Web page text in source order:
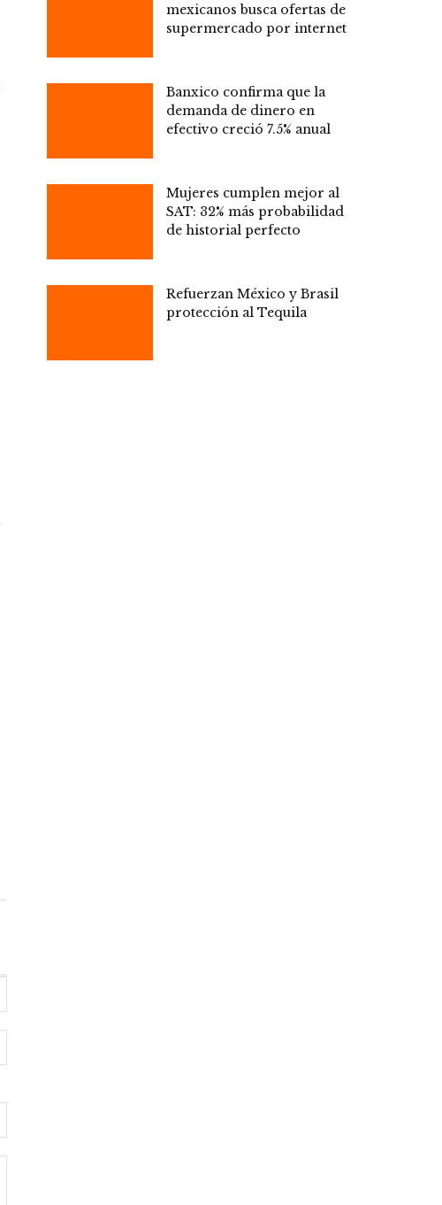
mexicanos busca ofertas de
supermercado por internet
Banxico confirma que la
demanda de dinero en
efectivo creció 7.5% anual
Mujeres cumplen mejor al
SAT: 32% más probabilidad
de historial perfecto
Refuerzan México y Brasil
protección al Tequila